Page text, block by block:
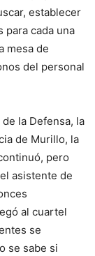
establecer
para cada una
mesa de
del personal
la Defensa, la
de Murillo, la
pero
asistente de
al cuartel
se
se sabe si